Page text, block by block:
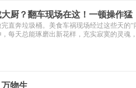
厨？翻车现场在这！一顿操作猛
直奔垃圾桶。美食车祸现场经过这些天的
每天总能琢磨出新花样，充实寂寞的灵魂
物生